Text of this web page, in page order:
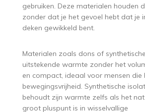
gebruiken. Deze materialen houden
zonder dat je het gevoel hebt dat je
deken gewikkeld bent.
Materialen zoals dons of
uitstekende warmte zonder het
en compact, ideaal voor mensen die
bewegingsvrijheid. Synthetische
behoudt zijn warmte zelfs als het
groot pluspunt is in wisselvallige